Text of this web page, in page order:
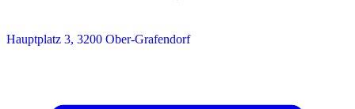
Hauptplatz 3, 3200 Ober-Grafendorf